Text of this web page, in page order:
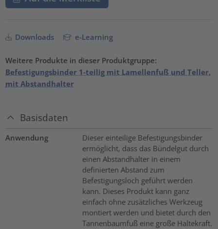
Downloads e-Learning
Weitere Produkte in dieser Produktgruppe:
Befestigungsbinder 1-teilig mit Lamellenfuß und Teller,
mit Abstandhalter
Basisdaten
Anwendung
Dieser einteilige Befestigungsbinder
ermöglicht, dass das Bündelgut durch
einen Abstandhalter in einem
definierten Abstand zum
Befestigungsloch geführt werden
kann. Dieses Produkt kann ganz
einfach ohne zusätzliches Werkzeug
montiert werden und bietet durch den
Tannenbaumfuß eine große Haltekraft.